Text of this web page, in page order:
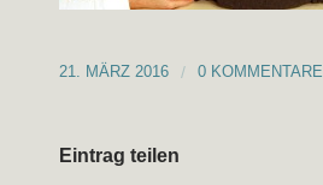
21. MÄRZ 2016 / 0 KOMMENTARE
Eintrag teilen